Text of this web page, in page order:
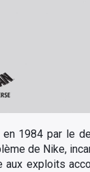
1984 par le
de Nike,
aux exploits